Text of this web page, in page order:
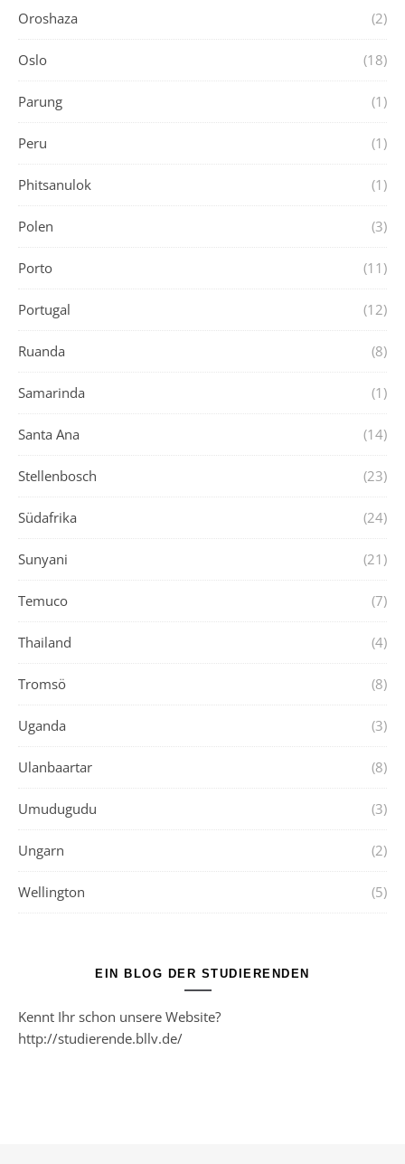
Oroshaza (2)
Oslo (18)
Parung (1)
Peru (1)
Phitsanulok (1)
Polen (3)
Porto (11)
Portugal (12)
Ruanda (8)
Samarinda (1)
Santa Ana (14)
Stellenbosch (23)
Südafrika (24)
Sunyani (21)
Temuco (7)
Thailand (4)
Tromsö (8)
Uganda (3)
Ulanbaartar (8)
Umudugudu (3)
Ungarn (2)
Wellington (5)
EIN BLOG DER STUDIERENDEN
Kennt Ihr schon unsere Website?
http://studierende.bllv.de/